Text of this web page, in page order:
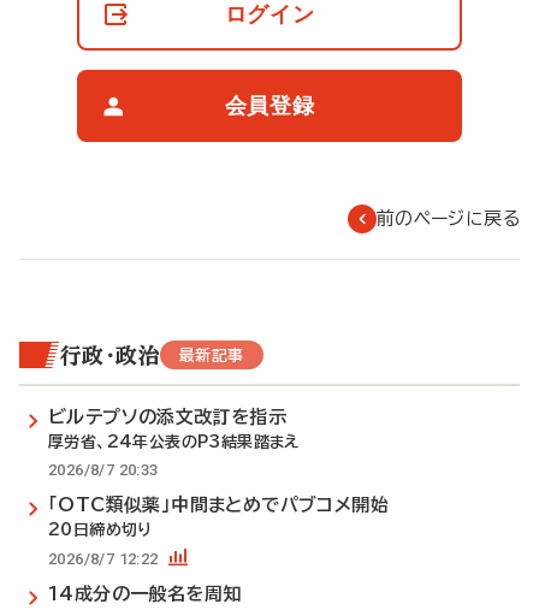
ログイン
会員登録
前のページに戻る
行政・政治 最新記事
ビルテプソの添文改訂を指示
厚労省、24年公表のP3結果踏まえ
2026/8/7 20:33
「OTC類似薬」中間まとめでパブコメ開始
20日締め切り
2026/8/7 12:22
14成分の一般名を周知